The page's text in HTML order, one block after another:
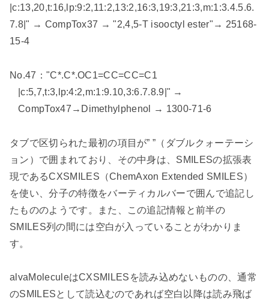
|c:13,20,t:16,lp:9:2,11:2,13:2,16:3,19:3,21:3,m:1:3.4.5.6.
7.8|" → CompTox37 →"2,4,5-T isooctyl ester" → 25168-
15-4
No.47 ： "C*.C*.OC1=CC=CC=C1
|c:5,7,t:3,lp:4:2,m:1:9.10,3:6.7.8.9|" →
CompTox47 → Dimethylphenol → 1300-71-6
タブで区切られた最初の項目が” ” （ダブルクォーテーシ
ョン）で囲まれており、その中身は、 SMILESの拡張表
現であるCXSMILES （ChemAxon Extended SMILES）
を使い、分子の特徴をバーティカルバーで囲んで追記し
たもののようです。また、この追記情報と前半の
SMILES列の間には空白が入っていることがわかりま
す。
alvaMoleculeはCXSMILES を読み込めないものの、通常
のSMILESとして読込むのであれば空白以降は読み飛ば